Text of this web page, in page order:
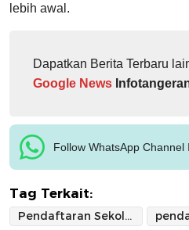
lebih awal.
Dapatkan Berita Terbaru
Google News
Follow WhatsApp Channel
Tag Terkait:
Pendaftaran Sekolah Kedinasan 2025